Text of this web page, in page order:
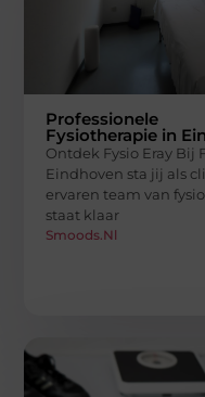
Professionele
Fysiotherapie in
Ontdek Fysio Eray Bij
Eindhoven sta jij als
ervaren team van
staat klaar
Smoods.nl